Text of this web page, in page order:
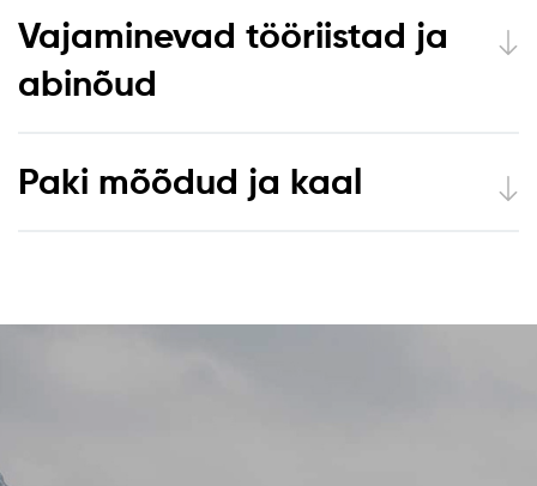
Vajaminevad tööriistad ja
abinõud
Paki mõõdud ja kaal